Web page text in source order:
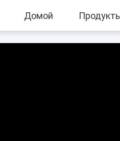
Домой